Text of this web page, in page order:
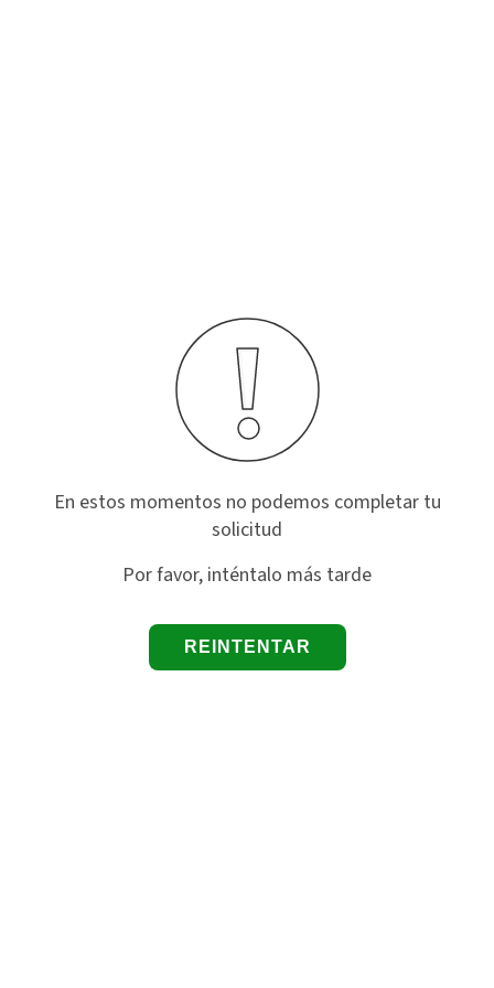
En estos momentos no podemos completar tu
solicitud
Por favor, inténtalo más tarde
REINTENTAR